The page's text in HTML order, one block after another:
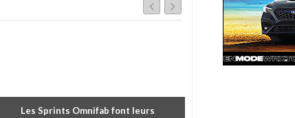
Les Sprints Omnifab font leurs